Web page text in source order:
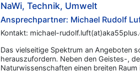
NaWi, Technik, Umwelt
Ansprechpartner: Michael Rudolf
Kontakt: michael-
Das vielseitige Spektrum an Angeboten
herauszufordern. Neben den Geistes-,
Naturwissenschaften einen breiten